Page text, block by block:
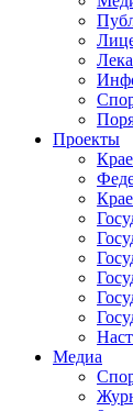
Проекты
Медиа